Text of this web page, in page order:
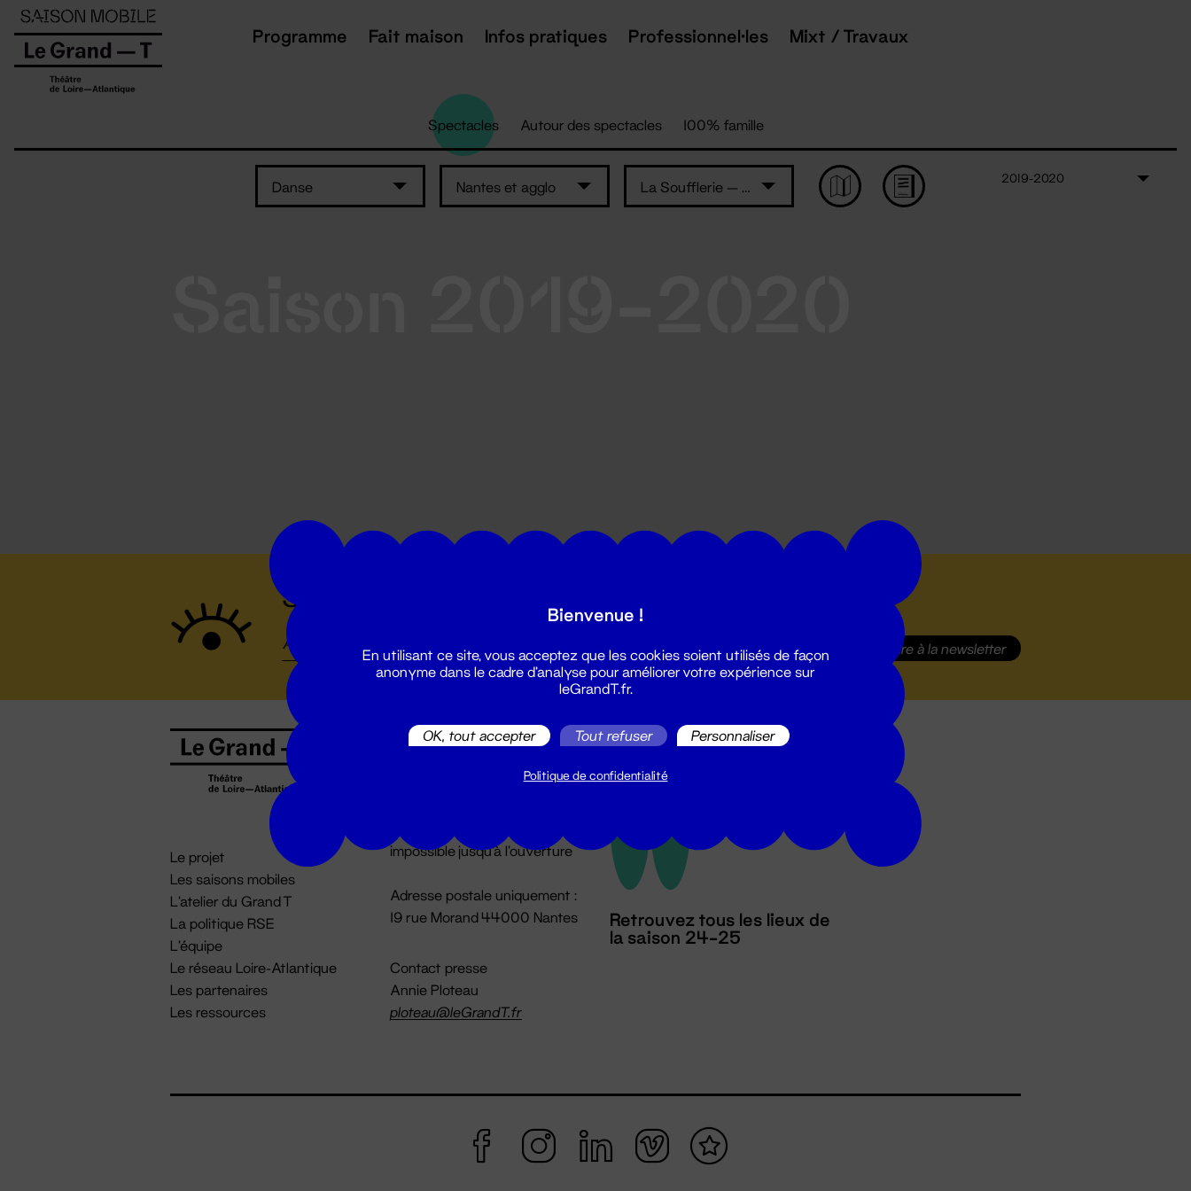
Programme Fait maison Infos pratiques Professionnel·les Mixt / Travaux
Spectacles Autour des spectacles 100% famille
Danse Nantes et agglo La Soufflerie — L'Auditorium
2019-2020
Suivez toutes les actualités du Grand T :
S'inscrire à la newsletter
Le projet
Les saisons mobiles
L'atelier du Grand T
La politique RSE
L'équipe
Le réseau Loire-Atlantique
Les partenaires
Les ressources
Billetterie
billetterie@leGrandT.fr
impossible jusqu'à l'ouverture
Adresse postale uniquement :
19 rue Morand 44000 Nantes
Contact presse
Annie Ploteau
ploteau@leGrandT.fr
Retrouvez tous les lieux de
la saison 24-25
Panneau de gestion des cookies
Bienvenue !
En utilisant ce site, vous acceptez que les cookies soient utilisés de façon
anonyme dans le cadre d'analyse pour améliorer votre expérience sur
leGrandT.fr.
OK, tout accepter Tout refuser Personnaliser
Politique de confidentialité